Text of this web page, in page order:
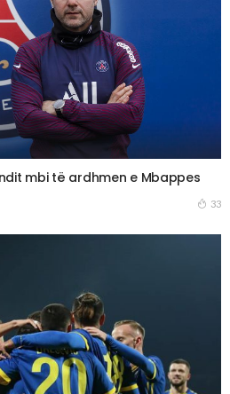
mbi të ardhmen e Mbappes
33